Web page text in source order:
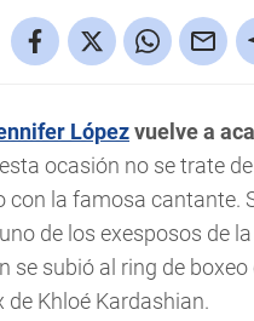
Lópezvuelve a
ocasión no se trate
con la famosa cantante.
de los exesposos de la
se subió al ring de boxeo
de Khloé Kardashian.